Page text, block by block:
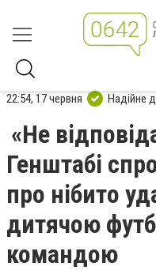
22:54, 17 червня Надійне
«Не
Генштабі
про нібито
дитячою
командою